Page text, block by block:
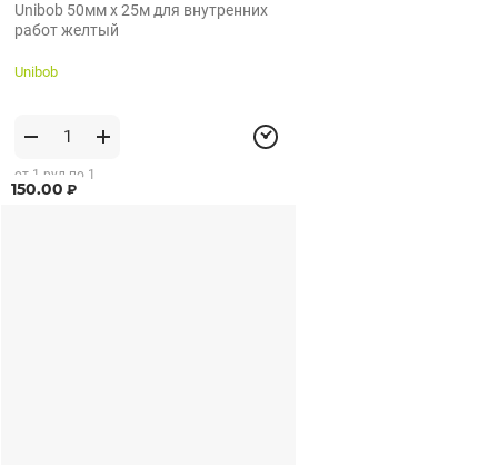
Unibob 50мм х 25м для внутренних
работ желтый
Unibob
150.00 ₽
от 1 рул по 1
рул